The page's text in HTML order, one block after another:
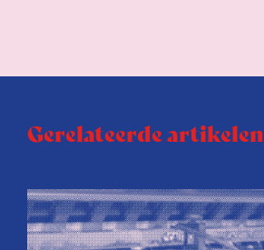
Gerelateerde artikelen